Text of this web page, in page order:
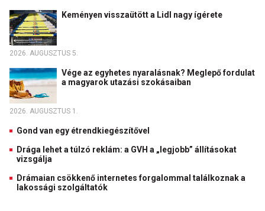
Keményen visszaütött a Lidl nagy ígérete
2026. AUGUSZTUS 5.
Vége az egyhetes nyaralásnak? Meglepő fordulat
a magyarok utazási szokásaiban
2026. AUGUSZTUS 1.
Gond van egy étrendkiegészítővel
Drága lehet a túlzó reklám: a GVH a „legjobb” állításokat
vizsgálja
Drámaian csökkenő internetes forgalommal találkoznak a
lakossági szolgáltatók